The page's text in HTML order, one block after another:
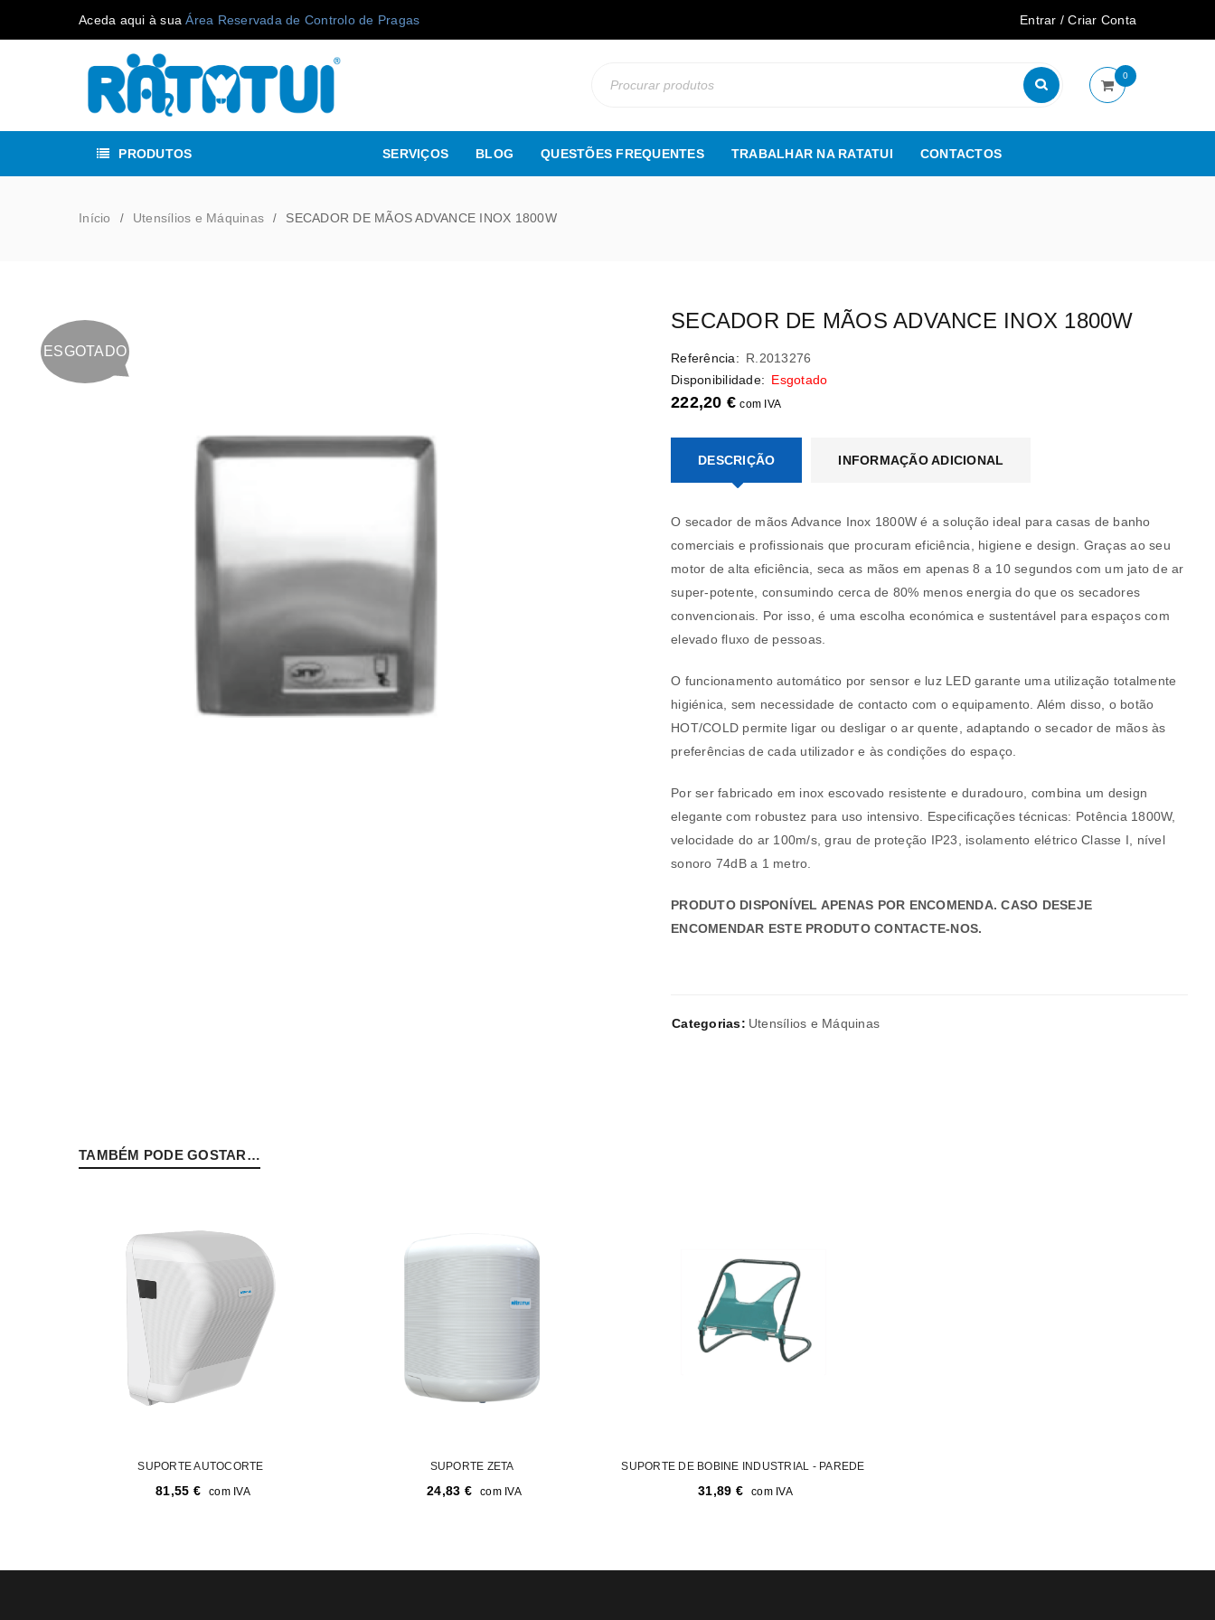
REGISTAR NOVA CONTA
Endereço de email*
Aceda aqui à suaÁrea Reservada de Controlo de Pragas Entrar /Criar Conta
0
PRODUTOS SERVIÇOS BLOG QUESTÕES FREQUENTES TRABALHAR NA RATATUI CONTACTOS
Início / Utensílios e Máquinas / SECADOR DE MÃOS ADVANCE INOX 1800W
ESGOTADO
SECADOR DE MÃOS ADVANCE INOX 1800W
Referência: R.2013276
Disponibilidade: Esgotado
222,20 € com IVA
DESCRIÇÃO INFORMAÇÃO ADICIONAL
O secador de mãos Advance Inox 1800W é a solução ideal para casas de banho
comerciais e profissionais que procuram eficiência, higiene e design. Graças ao seu
motor de alta eficiência, seca as mãos em apenas 8 a 10 segundos com um jato de ar
super-potente, consumindo cerca de 80% menos energia do que os secadores
convencionais. Por isso, é uma escolha económica e sustentável para espaços com
elevado fluxo de pessoas.
O funcionamento automático por sensor e luz LED garante uma utilização totalmente
higiénica, sem necessidade de contacto com o equipamento. Além disso, o botão
HOT/COLD permite ligar ou desligar o ar quente, adaptando o secador de mãos às
preferências de cada utilizador e às condições do espaço.
Por ser fabricado em inox escovado resistente e duradouro, combina um design
elegante com robustez para uso intensivo. Especificações técnicas: Potência 1800W,
velocidade do ar 100m/s, grau de proteção IP23, isolamento elétrico Classe I, nível
sonoro 74dB a 1 metro.
PRODUTO DISPONÍVEL APENAS POR ENCOMENDA. CASO DESEJE
ENCOMENDAR ESTE PRODUTO CONTACTE-NOS.
Categorias: Utensílios e Máquinas
TAMBÉM PODE GOSTAR…
SUPORTE AUTOCORTE
81,55 € com IVA
SUPORTE ZETA
24,83 € com IVA
SUPORTE DE BOBINE INDUSTRIAL - PAREDE
31,89 € com IVA